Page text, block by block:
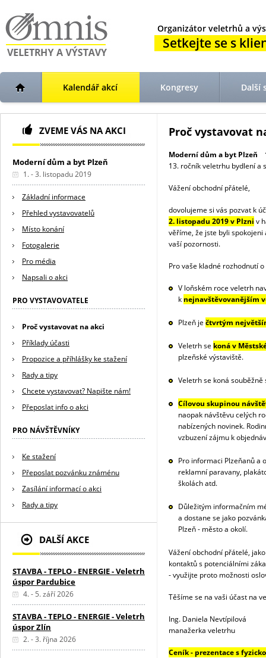
Organizátor veletrhů a
Setkejte se s
Kalendář akcí Kongresy Další
Proč vystavovat
Moderní dům a byt Plzeň
13. ročník veletrhu bydlení a
Vážení obchodní přátelé,
dovolujeme si vás pozvat k
2. listopadu 2019 v Plzni v
věříme, že jste byli
vaší pozornosti.
Pro vaše kladné rozhodnutí
V loňském roce veletrh
k nejnavštěvovanějším
Plzeň je čtvrtým
Veletrh se koná v
plzeňské výstaviště.
Veletrh se koná
Cílovou skupinou
naopak návštěvu celých
nabízených novinek.
vzbuzení zájmu k
Pro informaci Plzeňanů
reklamní paravany,
školách atd.
Důležitým informačním
a dostane se jako
Plzeň - město a okolí.
Vážení obchodní přátelé,
kontaktů s potenciálními
- využijte proto možnosti
Těšíme se na vaši účast na
Ing. Daniela Nevtípilová
manažerka veletrhu
Ceník - prezentace s
ZVEME VÁS NA AKCI
Moderní dům a byt Plzeň
1. - 3. listopadu 2019
Základní informace
Přehled vystavovatelů
Místo konání
Fotogalerie
Pro média
Napsali o akci
PRO VYSTAVOVATELE
Proč vystavovat na akci
Příklady účasti
Propozice a příhlášky ke stažení
Rady a tipy
Chcete vystavovat? Napište nám!
Přeposlat info o akci
PRO NÁVŠTĚVNÍKY
Ke stažení
Přeposlat pozvánku známénu
Zasílání informací o akci
Rady a tipy
DALŠÍ AKCE
STAVBA - TEPLO - ENERGIE - Veletrh
úspor Pardubice
4. - 5. září 2026
STAVBA - TEPLO - ENERGIE - Veletrh
úspor Zlín
2. - 3. října 2026